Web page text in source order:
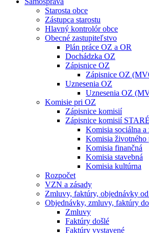
Starosta obce
Zástupca starostu
Hlavný kontrolór obce
Obecné zastupiteľstvo
Plán práce OZ a OR
Dochádzka OZ
Zápisnice OZ
Zápisnice OZ
Uznesenia OZ
Uznesenia OZ
Komisie pri OZ
Zápisnice komisií
Zápisnice komisií STARÉ
Komisia sociálna a
Komisia životného
Komisia finančná
Komisia stavebná
Komisia kultúrna
Rozpočet
VZN a zásady
Zmluvy, faktúry, objednávky
Objednávky, zmluvy, faktúry
Zmluvy
Faktúry došlé
Faktúry vystavené